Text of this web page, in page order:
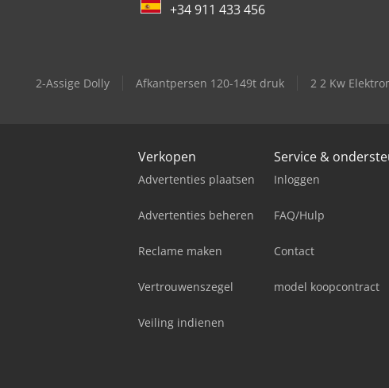
+34 911 433 456
2-Assige Dolly Afkantpersen 120-149t druk 2 2 Kw
Verkopen
Advertenties plaatsen
Advertenties beheren
Reclame maken
Vertrouwenszegel
Veiling indienen
Service &
Inloggen
FAQ/Hulp
Contact
model koopcontract